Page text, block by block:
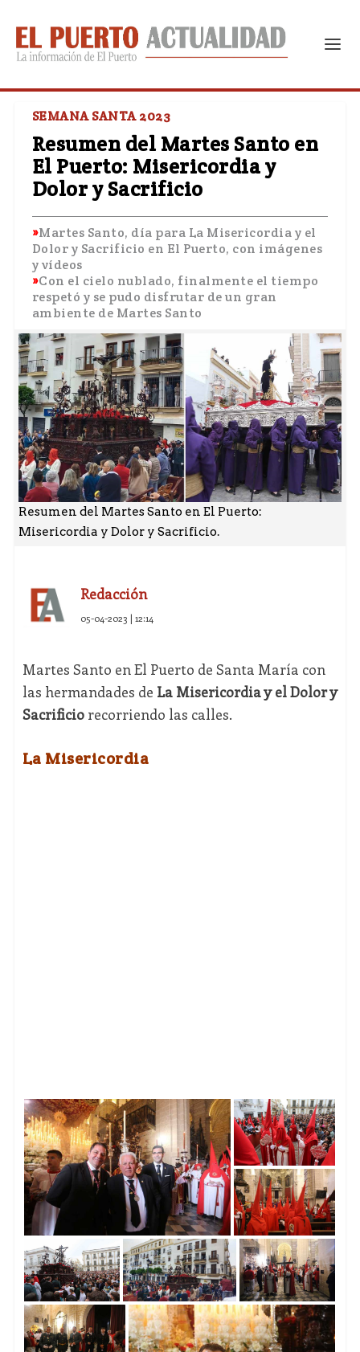
SEMANA SANTA 2023
Resumen del Martes Santo en
El Puerto: Misericordia y
Dolor y Sacrificio
Martes Santo, día para La Misericordia y el
Dolor y Sacrificio en El Puerto, con imágenes
y vídeos
Con el cielo nublado, finalmente el tiempo
respetó y se pudo disfrutar de un gran
ambiente de Martes Santo
Resumen del Martes Santo en El Puerto:
Misericordia y Dolor y Sacrificio.
Redacción
05-04-2023 | 12:14
Martes Santo en El Puerto de Santa María con
las hermandades de La Misericordia y el Dolor y
Sacrificiorecorriendo las calles.
La Misericordia